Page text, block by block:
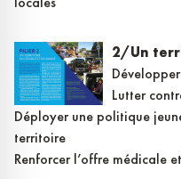
2/Un
Lutter
Déployer une politique
territoire
Renforcer l’offre médicale